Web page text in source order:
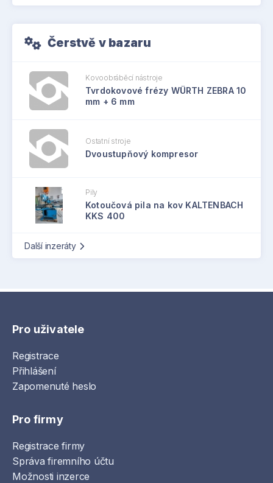
Čerstvě v bazaru
Kovoobráběcí nástroje
Tvrdokovové frézy WÜRTH ZEBRA 10
mm + 6 mm
Ostatní stroje
Dvoustupňový kompresor
Pily
Kotoučová pila na kov KALTENBACH
KKS 400
Další inzeráty
Pro uživatele
Registrace
Přihlášení
Zapomenuté heslo
Pro firmy
Registrace firmy
Správa firemního účtu
Možnosti inzerce